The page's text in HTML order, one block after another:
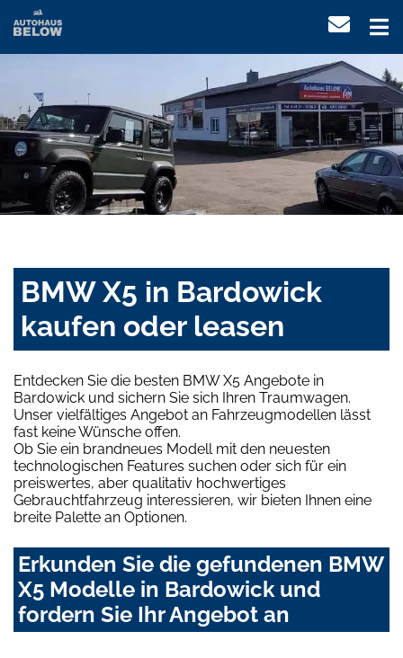
BMW X5 in Bardowick
kaufen oder leasen
Entdecken Sie die besten BMW X5 Angebote in
Bardowick und sichern Sie sich Ihren Traumwagen.
Unser vielfältiges Angebot an Fahrzeugmodellen lässt
fast keine Wünsche offen.
Ob Sie ein brandneues Modell mit den neuesten
technologischen Features suchen oder sich für ein
preiswertes, aber qualitativ hochwertiges
Gebrauchtfahrzeug interessieren, wir bieten Ihnen eine
breite Palette an Optionen.
Erkunden Sie die gefundenen BMW
X5 Modelle in Bardowick und
fordern Sie Ihr Angebot an